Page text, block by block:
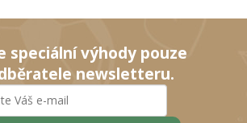
speciální výhody pouze
newsletteru.